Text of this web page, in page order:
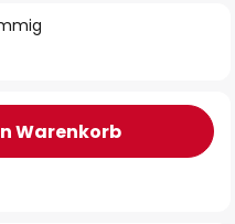
Warenkorb